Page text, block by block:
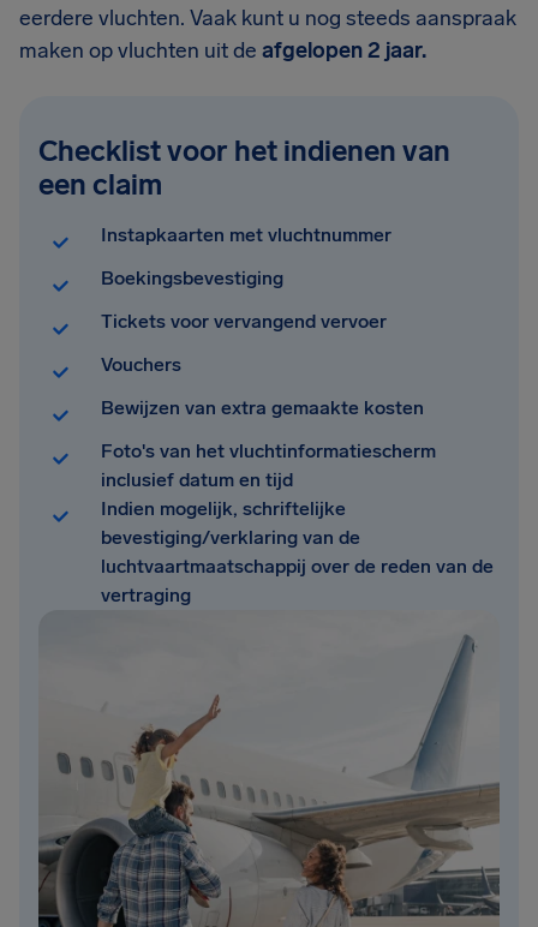
eerdere vluchten. Vaak kunt u nog steeds aanspraak
maken op vluchten uit de afgelopen 2 jaar.
Checklist voor het indienen van
een claim
Instapkaarten met vluchtnummer
Boekingsbevestiging
Tickets voor vervangend vervoer
Vouchers
Bewijzen van extra gemaakte kosten
Foto's van het vluchtinformatiescherm
inclusief datum en tijd
Indien mogelijk, schriftelijke
bevestiging/verklaring van de
luchtvaartmaatschappij over de reden van de
vertraging